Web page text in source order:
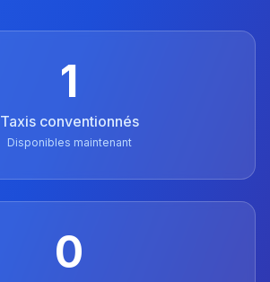
1
Taxis conventionnés
Disponibles maintenant
0